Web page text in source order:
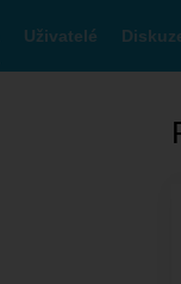
Uživatelé